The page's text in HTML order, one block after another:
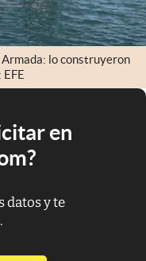
lo construyeron
en
datos y te